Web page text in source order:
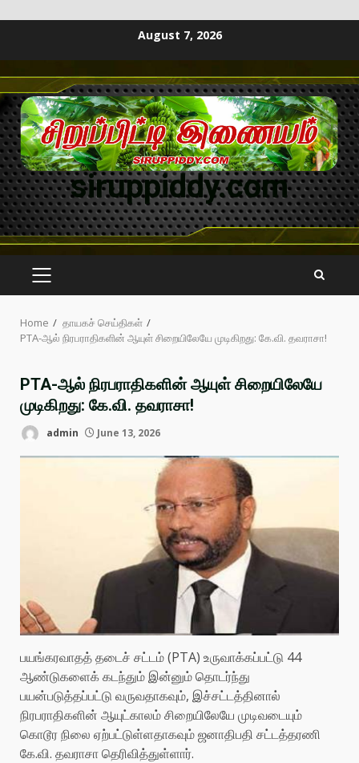
August 7, 2026
siruppiddy.com
Home
தாயகச் செய்திகள்
PTA-ஆல் நிரபராதிகளின் ஆயுள் சிறையிலேயே முடிகிறது: கே.வி. தவராசா!
PTA-ஆல் நிரபராதிகளின் ஆயுள் சிறையிலேயே
முடிகிறது: கே.வி. தவராசா!
admin June 13, 2026
பயங்கரவாதத் தடைச் சட்டம் (PTA) உருவாக்கப்பட்டு 44
ஆண்டுகளைக் கடந்தும் இன்னும் தொடர்ந்து
பயன்படுத்தப்பட்டு வருவதாகவும், இச்சட்டத்தினால்
நிரபராதிகளின் ஆயுட்காலம் சிறையிலேயே முடிவடையும்
கொடூர நிலை ஏற்பட்டுள்ளதாகவும் ஜனாதிபதி சட்டத்தரணி
கே.வி. தவராசா தெரிவித்துள்ளார்.